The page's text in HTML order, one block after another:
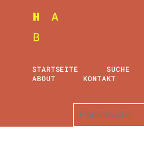
STARTSEITE
SUCHE
ABOUT
KONTAKT